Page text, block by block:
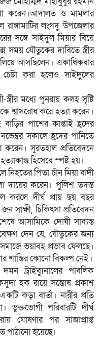
করেন।আদালত ও মামলার
লংগদু উপজেলার
সঙ্গে সাইদুল মিয়ার বিয়ে
সময় যৌতুকের দাবিতে স্ত্রীর
আসছিলেন। একাধিকবার
চেষ্টা করা হলেও সাইদুলের
মধ্যে পুনরায় কলহ সৃষ্টি
শ্বাসরোধ করে হত্যা করেন।
পাশের কাপ্তাই হ্রদের
সকালে হ্রদের পানিতে
করেন। সুরতহাল প্রতিবেদনে
হিসেবে স্পষ্ট হয়।
পিতা চাঁন মিয়া বাদী
দায়ের করেন। পুলিশ তদন্ত
করলে দীর্ঘ প্রায় ছয় বছর
সাক্ষী, চিকিৎসা প্রতিবেদন
আসামিকে দোষী সাব্যস্ত
দেন যে, যৌতুকের জন্য
ভয়াবহ প্রভাব ফেলছে।
শাস্তির কোনো বিকল্প নেই।
দমন ট্রাইব্যুনালের পাবলিক
হক রায়ে সন্তোষ প্রকাশ
কড়া বার্তা। নারীর প্রতি
পরিবারটি দীর্ঘ
ঘোষণার পর সাজাপ্রাপ্ত
পাঠানো হয়েছে।